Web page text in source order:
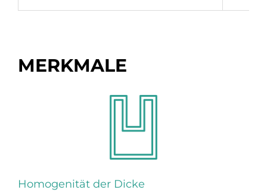
MERKMALE
Homogenität der Dicke